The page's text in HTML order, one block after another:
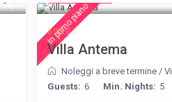
In primo piano
Villa Antema
Noleggi a breve termine /
Guests: 6 Min. Nights: 5